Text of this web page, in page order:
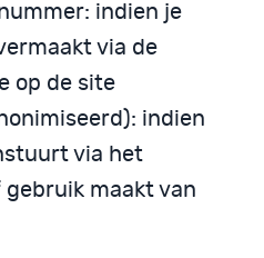
indien je
via de
op de site
indien
via het
gebruik maakt van